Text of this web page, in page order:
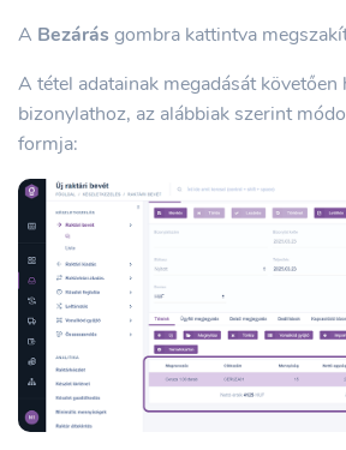
A Bezárás gombra kattintva
A tétel adatainak megadását követően
bizonylathoz, az alábbiak szerint
formja: